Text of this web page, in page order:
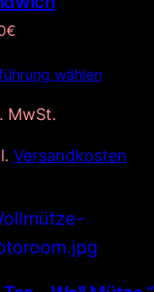
€
wählen
MwSt.
Versandkosten